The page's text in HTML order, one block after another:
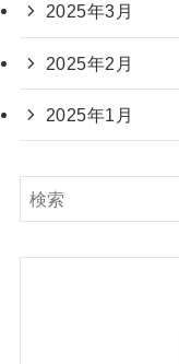
2025年3月
2025年2月
2025年1月